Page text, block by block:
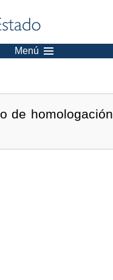
Menú
de homologación